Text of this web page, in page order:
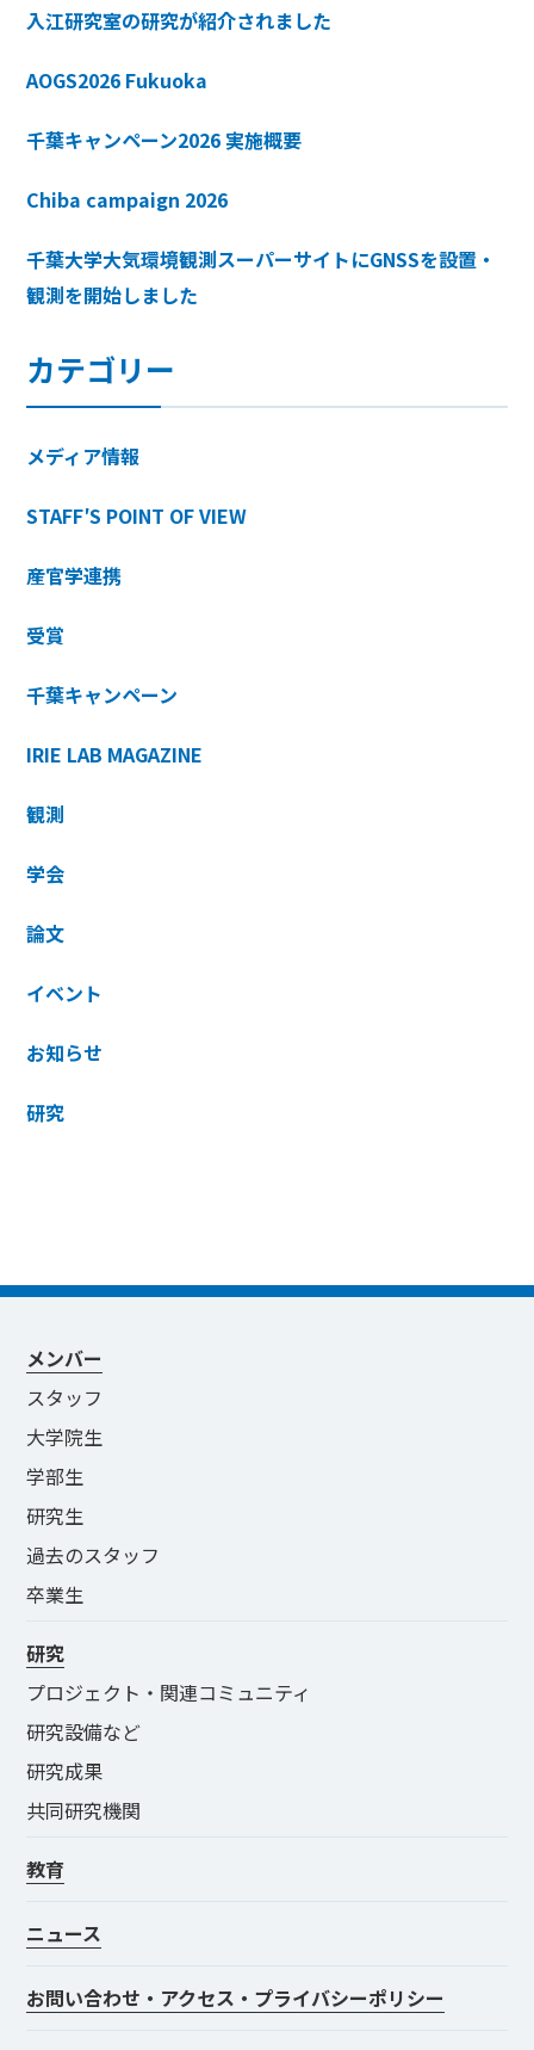
入江研究室の研究が紹介されました
AOGS2026 Fukuoka
千葉キャンペーン2026 実施概要
Chiba campaign 2026
千葉大学大気環境観測スーパーサイトにGNSSを設置・
観測を開始しました
カテゴリー
メディア情報
STAFF′S POINT OF VIEW
産官学連携
受賞
千葉キャンペーン
IRIE LAB MAGAZINE
観測
学会
論文
イベント
お知らせ
研究
メンバー
スタッフ
大学院生
学部生
研究生
過去のスタッフ
卒業生
研究
プロジェクト・関連コミュニティ
研究設備など
研究成果
共同研究機関
教育
ニュース
お問い合わせ・アクセス・プライバシーポリシー